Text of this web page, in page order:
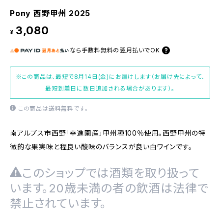
Pony 西野甲州 2025
¥ 3,080
なら 手数料無料の 翌月払いでOK
※この商品は、最短で8月14日(金)にお届けします（お届け先によって、
最短到着日に数日追加される場合があります）。
この商品は送料無料です。
南アルプス市西野「幸進園産」甲州種100％使用。西野甲州の特
徴的な果実味と程良い酸味のバランスが良い白ワインです。
このショップでは酒類を取り扱って
います。20歳未満の者の飲酒は法律で
禁止されています。